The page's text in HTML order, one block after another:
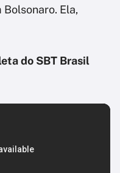
Ela,
do SBT Brasil